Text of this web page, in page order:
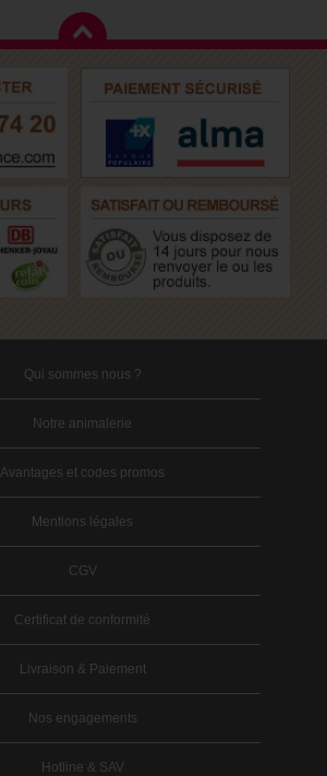
Qui sommes nous ?
Notre animalerie
Avantages et codes promos
Mentions légales
CGV
Certificat de conformité
Livraison & Paiement
Nos engagements
Hotline & SAV